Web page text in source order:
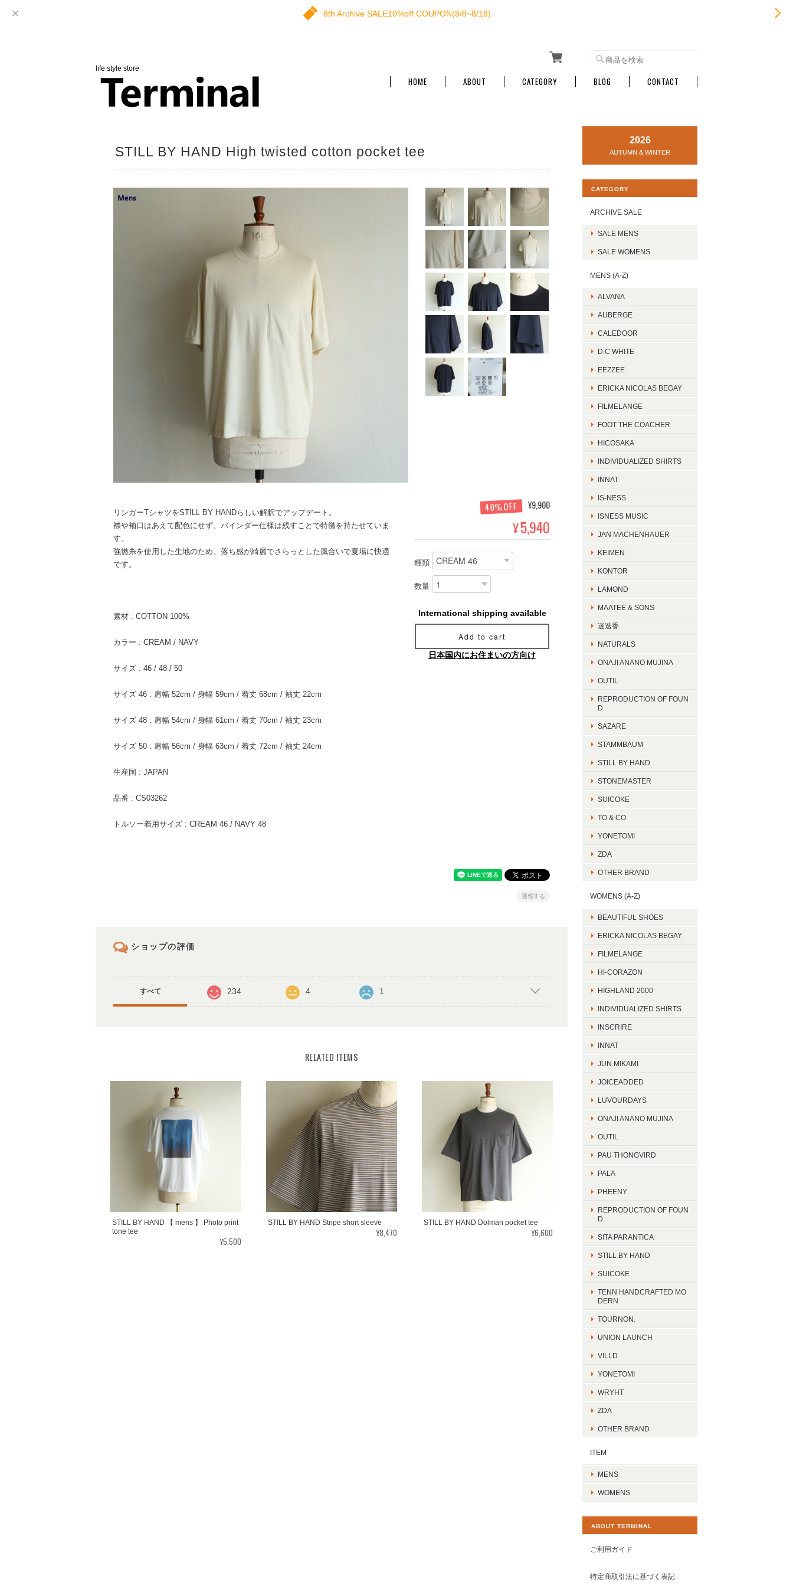
8th Archive SALE10%off COUPON(8/8~8/18)
life style store
HOME ABOUT CATEGORY BLOG CONTACT
STILL BY HAND High twisted cotton pocket tee
リンガーTシャツをSTILL BY HANDらしい解釈でアップデート。
襟や袖口はあえて配色にせず、バインダー仕様は残すことで特徴を持たせていま
す。
強撚糸を使用した生地のため、落ち感が綺麗でさらっとした風合いで夏場に快適
です。
素材 : COTTON 100%
カラー : CREAM / NAVY
サイズ : 46 / 48 / 50
サイズ 46 : 肩幅 52cm / 身幅 59cm / 着丈 68cm / 袖丈 22cm
サイズ 48 : 肩幅 54cm / 身幅 61cm / 着丈 70cm / 袖丈 23cm
サイズ 50 : 肩幅 56cm / 身幅 63cm / 着丈 72cm / 袖丈 24cm
生産国 : JAPAN
品番 : CS03262
トルソー着用サイズ : CREAM 46 / NAVY 48
40%OFF ¥9,900
¥5,940
種類
数量
International shipping available
Add to cart
日本国内にお住まいの方向け
通報する
ショップの評価
すべて 234 4 1
RELATED ITEMS
STILL BY HAND 【 mens 】 Photo print
tone tee
¥5,500
STILL BY HAND Stripe short sleeve
¥8,470
STILL BY HAND Dolman pocket tee
¥6,600
2026
AUTUMN & WINTER
CATEGORY
ARCHIVE SALE
SALE MENS
SALE WOMENS
MENS (A-Z)
ALVANA
AUBERGE
CALEDOOR
D.C WHITE
EEZZEE
ERICKA NICOLAS BEGAY
FILMELANGE
FOOT THE COACHER
HICOSAKA
INDIVIDUALIZED SHIRTS
INNAT
IS-NESS
ISNESS MUSIC
JAN MACHENHAUER
KEIMEN
KONTOR
LAMOND
MAATEE & SONS
迷迭香
NATURALS
ONAJI ANANO MUJINA
OUTIL
REPRODUCTION OF FOUN
D
SAZARE
STAMMBAUM
STILL BY HAND
STONEMASTER
SUICOKE
TO & CO
YONETOMI
ZDA
OTHER BRAND
WOMENS (A-Z)
BEAUTIFUL SHOES
ERICKA NICOLAS BEGAY
FILMELANGE
HI-CORAZON
HIGHLAND 2000
INDIVIDUALIZED SHIRTS
INSCRIRE
INNAT
JUN MIKAMI
JOICEADDED
LUVOURDAYS
ONAJI ANANO MUJINA
OUTIL
PAU THONGVIRD
PALA
PHEENY
REPRODUCTION OF FOUN
D
SITA PARANTICA
STILL BY HAND
SUICOKE
TENN HANDCRAFTED MO
DERN
TOURNON.
UNION LAUNCH
VILLD
YONETOMI
WRYHT
ZDA
OTHER BRAND
ITEM
MENS
WOMENS
ABOUT TERMINAL
ご利用ガイド
特定商取引法に基づく表記